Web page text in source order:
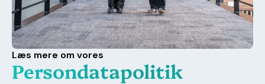
Læs mere om vores
Persondatapolitik